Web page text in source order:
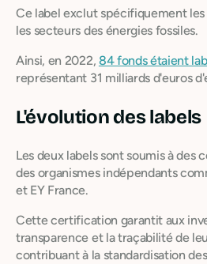
Ce label exclut spécifiquement les
les secteurs des énergies fossiles.
Ainsi, en 2022, 84 fonds étaient
représentant 31 milliards d'euros
L'évolution des labels
Les deux labels sont soumis à des
des organismes indépendants
et EY France.
Cette certification garantit aux
transparence et la traçabilité de
contribuant à la standardisation